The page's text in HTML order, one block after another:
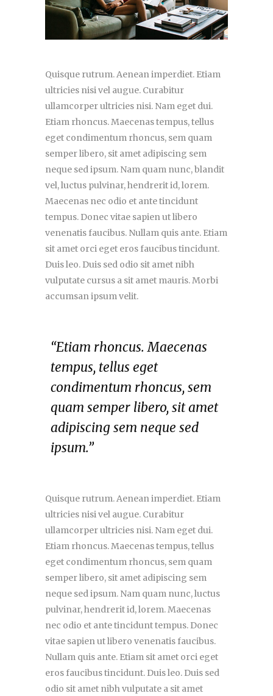
Quisque rutrum. Aenean imperdiet. Etiam
ultricies nisi vel augue. Curabitur
ullamcorper ultricies nisi. Nam eget dui.
Etiam rhoncus. Maecenas tempus, tellus
eget condimentum rhoncus, sem quam
semper libero, sit amet adipiscing sem
neque sed ipsum. Nam quam nunc, blandit
vel, luctus pulvinar, hendrerit id, lorem.
Maecenas nec odio et ante tincidunt
tempus. Donec vitae sapien ut libero
venenatis faucibus. Nullam quis ante. Etiam
sit amet orci eget eros faucibus tincidunt.
Duis leo. Duis sed odio sit amet nibh
vulputate cursus a sit amet mauris. Morbi
accumsan ipsum velit.
“Etiam rhoncus. Maecenas
tempus, tellus eget
condimentum rhoncus, sem
quam semper libero, sit amet
adipiscing sem neque sed
ipsum.”
Quisque rutrum. Aenean imperdiet. Etiam
ultricies nisi vel augue. Curabitur
ullamcorper ultricies nisi. Nam eget dui.
Etiam rhoncus. Maecenas tempus, tellus
eget condimentum rhoncus, sem quam
semper libero, sit amet adipiscing sem
neque sed ipsum. Nam quam nunc, luctus
pulvinar, hendrerit id, lorem. Maecenas
nec odio et ante tincidunt tempus. Donec
vitae sapien ut libero venenatis faucibus.
Nullam quis ante. Etiam sit amet orci eget
eros faucibus tincidunt. Duis leo. Duis sed
odio sit amet nibh vulputate a sit amet